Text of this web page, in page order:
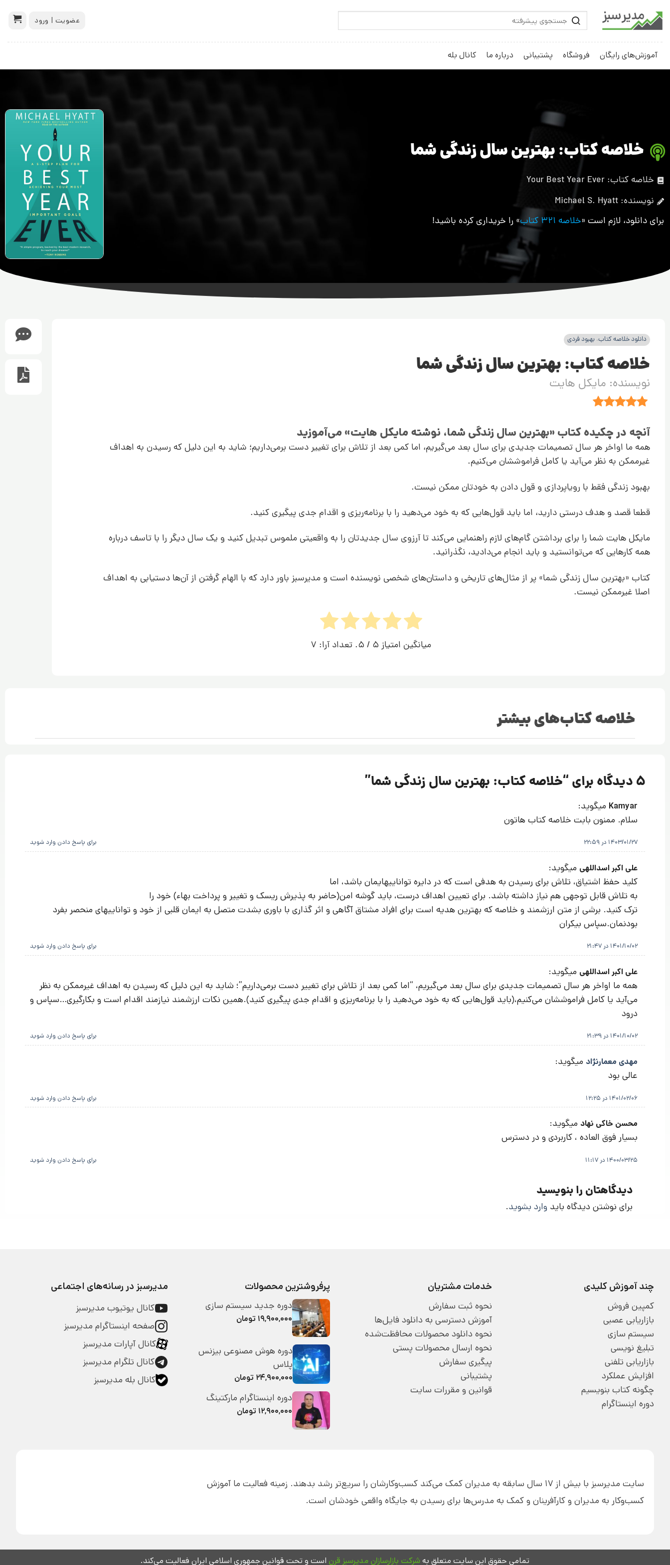
عضویت | ورود
آموزش‌های رایگان فروشگاه پشتیبانی درباره ما کانال بله
خلاصه کتاب: بهترین سال زندگی شما
خلاصه کتاب: Your Best Year Ever
نویسنده: Michael S. Hyatt
برای دانلود، لازم است «خلاصه 321 کتاب » را خریداری کرده باشید!
دانلود خلاصه کتاب، بهبود فردی
خلاصه کتاب: بهترین سال زندگی شما
نویسنده: مایکل هایت
آنچه در چکیده کتاب «بهترین سال زندگی شما، نوشته مایکل هایت» می‌آموزید
همه ما اواخر هر سال تصمیمات جدیدی برای سال بعد می‌گیریم، اما کمی بعد از تلاش برای تغییر دست برمی‌داریم؛ شاید به این دلیل که رسیدن به اهداف
غیرممکن به نظر می‌آید یا کامل فراموششان می‌کنیم.
بهبود زندگی فقط با رویاپردازی و قول دادن به خودتان ممکن نیست.
قطعا قصد و هدف درستی دارید، اما باید قول‌هایی که به خود می‌دهید را با برنامه‌ریزی و اقدام جدی پیگیری کنید.
مایکل هایت شما را برای برداشتن گام‌های لازم راهنمایی می‌کند تا آرزوی سال جدیدتان را به واقعیتی ملموس تبدیل کنید و یک سال دیگر را با تاسف درباره
همه کارهایی که می‌توانستید و باید انجام می‌دادید، نگذرانید.
کتاب «بهترین سال زندگی شما» پر از مثال‌های تاریخی و داستان‌های شخصی نویسنده است و مدیرسبز باور دارد که با الهام گرفتن از آن‌ها دستیابی به اهداف
اصلا غیرممکن نیست.
میانگین امتیاز 5 / 5. تعداد آرا: 7
خلاصه کتاب‌های بیشتر
5 دیدگاه برای “ خلاصه کتاب: بهترین سال زندگی شما”
Kamyar میگوید:
سلام. ممنون بابت خلاصه کتاب هاتون
1403/01/27 در 22:59 برای پاسخ دادن وارد شوید
علی اکبر اسداللهی میگوید:
کلید حفظ اشتیاق، تلاش برای رسیدن به هدفی است که در دایره تواناییهایمان باشد، اما
به تلاش قابل توجهی هم نیاز داشته باشد. برای تعیین اهداف درست، باید گوشه امن(حاضر به پذیرش ریسک و تغییر و پرداخت بهاء) خود را
ترک کنید. برشی از متن ارزشمند و خلاصه که بهترین هدیه است برای افراد مشتاق آگاهی و اثر گذاری با باوری بشدت متصل به ایمان قلبی از خود و تواناییهای منحصر بفرد
بودنمان.سپاس بیکران
1401/10/02 در 21:47 برای پاسخ دادن وارد شوید
علی اکبر اسداللهی میگوید:
همه ما اواخر هر سال تصمیمات جدیدی برای سال بعد می‌گیریم، “اما کمی بعد از تلاش برای تغییر دست برمی‌داریم”؛ شاید به این دلیل که رسیدن به اهداف غیرممکن به نظر
می‌آید یا کامل فراموششان می‌کنیم،(باید قول‌هایی که به خود می‌دهید را با برنامه‌ریزی و اقدام جدی پیگیری کنید).همین نکات ارزشمند نیازمند اقدام است و بکارگیری…سپاس و
درود
1401/10/02 در 21:39 برای پاسخ دادن وارد شوید
مهدی معمارنژاد میگوید:
عالی بود
1401/02/06 در 12:25 برای پاسخ دادن وارد شوید
محسن خاکی نهاد میگوید:
بسیار فوق العاده ، کاربردی و در دسترس
1400/03/25 در 11:17 برای پاسخ دادن وارد شوید
دیدگاهتان را بنویسید
برای نوشتن دیدگاه باید وارد بشوید.
چند آموزش کلیدی
کمپین فروش
بازاریابی عصبی
سیستم سازی
تبلیغ نویسی
بازاریابی تلفنی
افزایش عملکرد
چگونه کتاب بنویسیم
دوره اینستاگرام
خدمات مشتریان
نحوه ثبت سفارش
آموزش دسترسی به دانلود فایل‌ها
نحوه دانلود محصولات محافظت‌شده
نحوه ارسال محصولات پستی
پیگیری سفارش
پشتیبانی
قوانین و مقررات سایت
پرفروشترین محصولات
دوره جدید سیستم سازی
۱۹,۹۰۰,۰۰۰ تومان
دوره هوش مصنوعی بیزنس
پلاس
۲۴,۹۰۰,۰۰۰ تومان
دوره اینستاگرام مارکتینگ
۱۲,۹۰۰,۰۰۰ تومان
مدیرسبز در رسانه‌های اجتماعی
کانال یوتیوب مدیرسبز
صفحه اینستاگرام مدیرسبز
کانال آپارات مدیرسبز
کانال تلگرام مدیرسبز
کانال بله مدیرسبز
سایت مدیرسبز با بیش از 17 سال سابقه به مدیران کمک می‌کند کسب‌و‌کارشان را سریع‌تر رشد بدهند. زمینه فعالیت ما آموزش
کسب‌وکار به مدیران و کارآفرینان و کمک به مدرس‌ها برای رسیدن به جایگاه واقعی خودشان است.
تمامی حقوق این سایت متعلق بهشرکت بازارسازان مدیرسبز قرن است و تحت قوانین جمهوری اسلامی ایران فعالیت می‌کند.